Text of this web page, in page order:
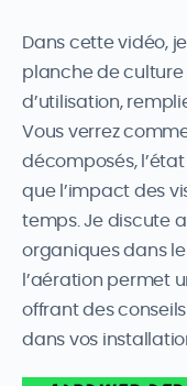
Dans cette vidéo,
planche de culture
d’utilisation,
Vous verrez
décomposés,
que l’impact des
temps. Je discute
organiques dans
l’aération permet
offrant des
dans vos